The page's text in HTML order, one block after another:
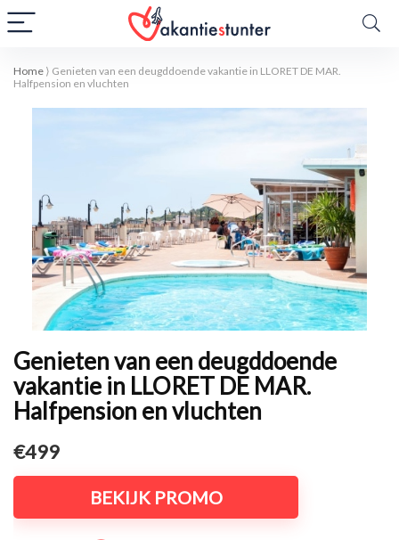
Home ⟩ Genieten van een deugddoende vakantie in LLORET DE MAR.
Halfpension en vluchten
Genieten van een deugddoende
vakantie in LLORET DE MAR.
Halfpension en vluchten
€499
BEKIJK PROMO